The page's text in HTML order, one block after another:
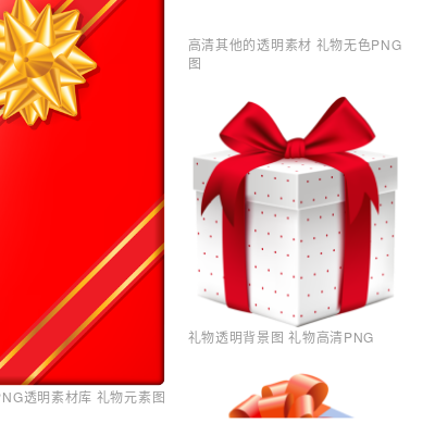
透明素材库 礼物元素图
高清其他的透明素材 礼物无色PNG
图
礼物透明背景图 礼物高清PNG